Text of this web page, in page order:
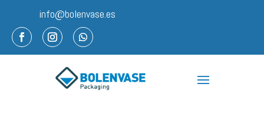
info@bolenvase.es